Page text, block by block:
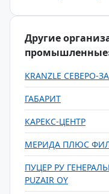
Другие
KRANZLE
ГАБАРИТ
КАРЕКС-ЦЕНТР
МЕРИДА ПЛЮС
ПУЦЕР РУ
PUZAIR OY